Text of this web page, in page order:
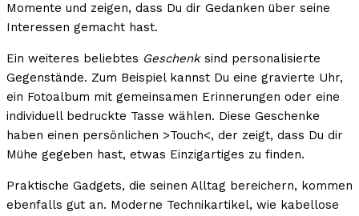
Momente und zeigen, dass Du dir Gedanken über seine
Interessen gemacht hast.
Ein weiteres beliebtes Geschenksind personalisierte
Gegenstände. Zum Beispiel kannst Du eine gravierte Uhr,
ein Fotoalbum mit gemeinsamen Erinnerungen oder eine
individuell bedruckte Tasse wählen. Diese Geschenke
haben einen persönlichen >Touch<, der zeigt, dass Du dir
Mühe gegeben hast, etwas Einzigartiges zu finden.
Praktische Gadgets, die seinen Alltag bereichern, kommen
ebenfalls gut an. Moderne Technikartikel, wie kabellose